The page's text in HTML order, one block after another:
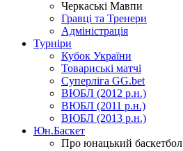
Черкаські Мавпи
Гравці та Тренери
Адміністрація
Турніри
Кубок України
Товариські матчі
Суперліга GG.bet
ВЮБЛ (2012 р.н.)
ВЮБЛ (2011 р.н.)
ВЮБЛ (2013 р.н.)
Юн.Баскет
Про юнацький баскетбол